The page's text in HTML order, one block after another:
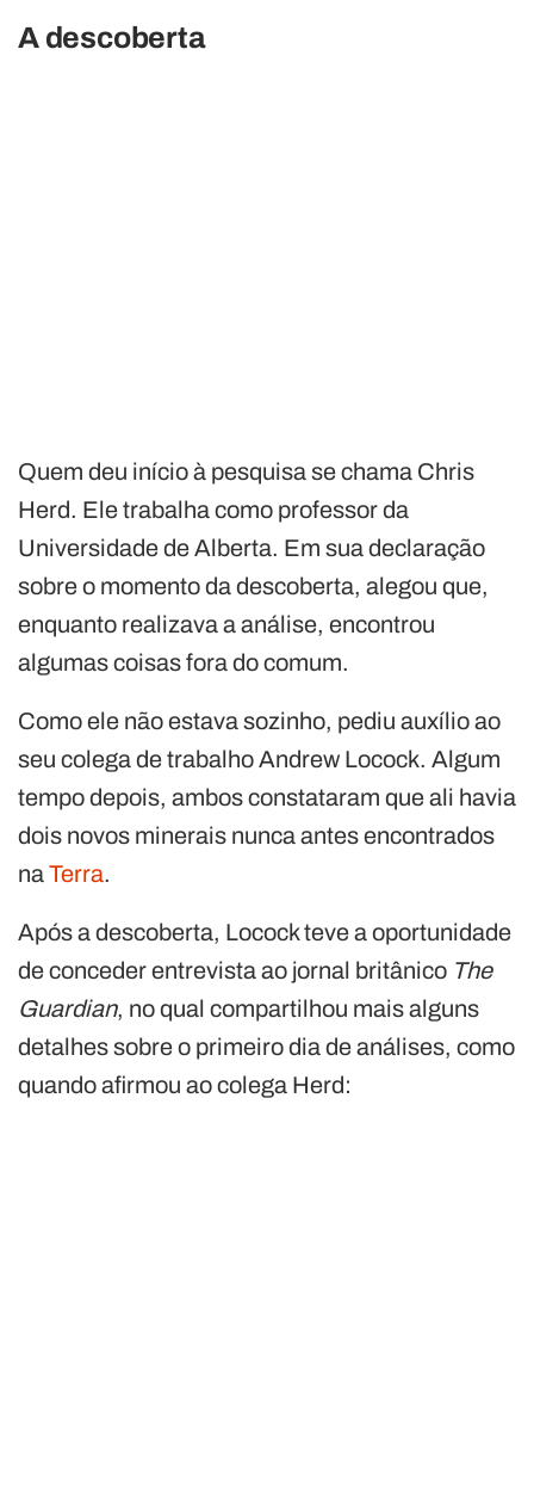
A descoberta
Quem deu início à pesquisa se chama Chris
Herd. Ele trabalha como professor da
Universidade de Alberta. Em sua declaração
sobre o momento da descoberta, alegou que,
enquanto realizava a análise, encontrou
algumas coisas fora do comum.
Como ele não estava sozinho, pediu auxílio ao
seu colega de trabalho Andrew Locock. Algum
tempo depois, ambos constataram que ali havia
dois novos minerais nunca antes encontrados
naTerra.
Após a descoberta, Locock teve a oportunidade
de conceder entrevista ao jornal britânico The
Guardian, no qual compartilhou mais alguns
detalhes sobre o primeiro dia de análises, como
quando afirmou ao colega Herd: